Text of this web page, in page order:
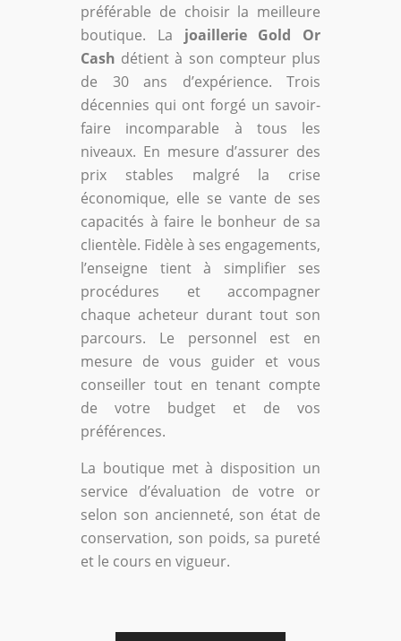
préférable de choisir la meilleure
boutique. La joaillerie Gold Or
Cash détient à son compteur plus
de 30 ans d’expérience. Trois
décennies qui ont forgé un savoir-
faire incomparable à tous les
niveaux. En mesure d’assurer des
prix stables malgré la crise
économique, elle se vante de ses
capacités à faire le bonheur de sa
clientèle. Fidèle à ses engagements,
l’enseigne tient à simplifier ses
procédures et accompagner
chaque acheteur durant tout son
parcours. Le personnel est en
mesure de vous guider et vous
conseiller tout en tenant compte
de votre budget et de vos
préférences.
La boutique met à disposition un
service d’évaluation de votre or
selon son ancienneté, son état de
conservation, son poids, sa pureté
et le cours en vigueur.